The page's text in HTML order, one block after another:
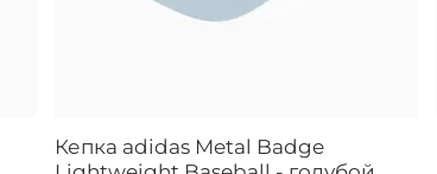
Кепка adidas Metal Badge